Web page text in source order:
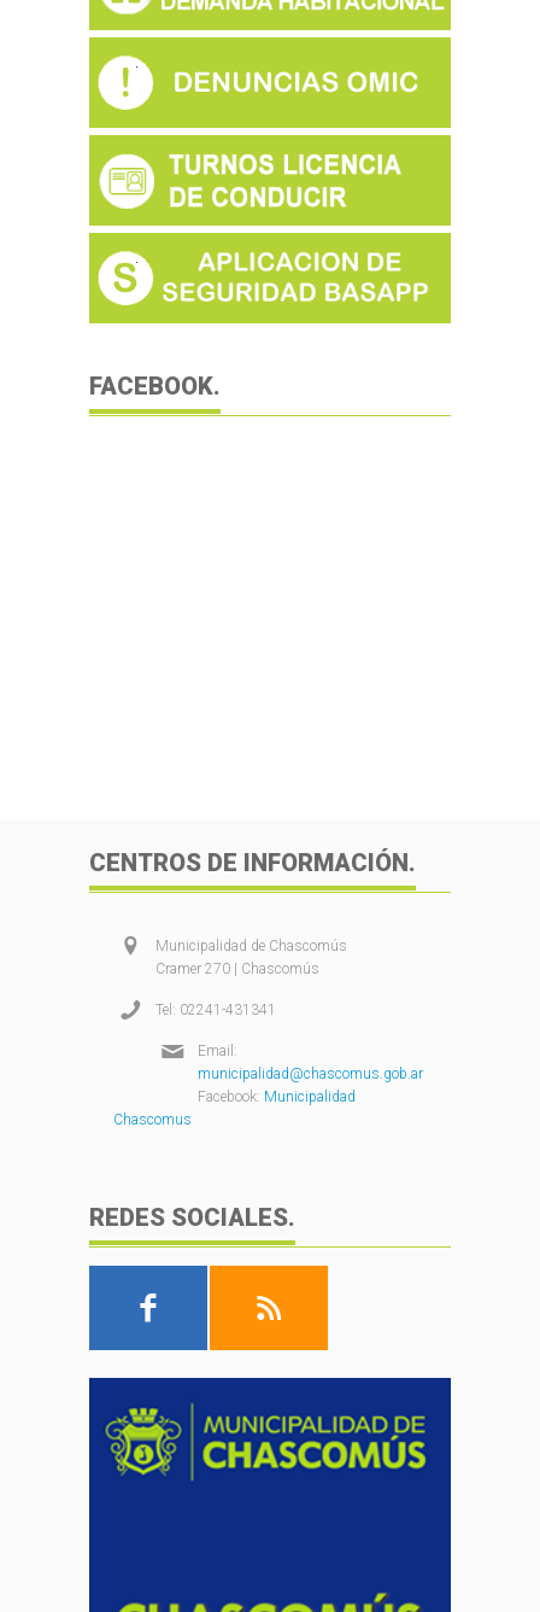
FACEBOOK.
CENTROS DE INFORMACIÓN.
Municipalidad de Chascomús
Cramer 270 | Chascomús
Tel: 02241-431341
Email:
municipalidad@chascomus.gob.ar
Facebook: Municipalidad
Chascomus
REDES SOCIALES.